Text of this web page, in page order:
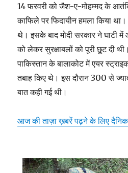
14 फरवरी को जैश-ए-मोहम्मद के
काफिले पर फिदायीन हमला किया
थे। इसके बाद मोदी सरकार ने घाटी में
को लेकर सुरक्षाबलों को पूरी छूट दी
पाकिस्तान के बालाकोट में एयर
तबाह किए थे। इस दौरान 300 से
बात कही गई थी।
आज की ताज़ा ख़बरें पढ़ने के लिए